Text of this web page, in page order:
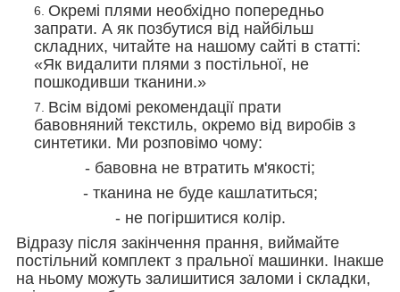
Окремі плями необхідно попередньо
запрати. А як позбутися від найбільш
складних, читайте на нашому сайті в статті:
«Як видалити плями з постільної, не
пошкодивши тканини.»
Всім відомі рекомендації прати
бавовняний текстиль, окремо від виробів з
синтетики. Ми розповімо чому:
- бавовна не втратить м'якості;
- тканина не буде кашлатиться;
- не погіршитися колір.
Відразу після закінчення прання, виймайте
постільний комплект з пральної машинки. Інакше
на ньому можуть залишитися заломи і складки,